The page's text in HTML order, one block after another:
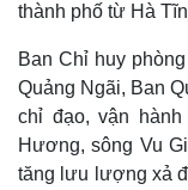
thành phố từ Hà
Ban Chỉ huy
Quảng Ngãi, Ban
chỉ đạo, vận
Hương, sông Vu
tăng lưu lượng xả